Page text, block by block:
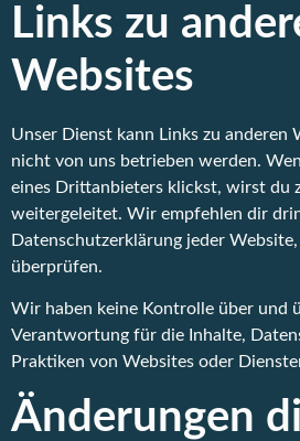
Links zu
Websites
Unser Dienst kann Links zu anderen
nicht von uns betrieben werden.
eines Drittanbieters klickst, wirst du
weitergeleitet. Wir empfehlen dir
Datenschutzerklärung jeder
überprüfen.
Wir haben keine Kontrolle über und
Verantwortung für die Inhalte,
Praktiken von Websites oder
Änderungen